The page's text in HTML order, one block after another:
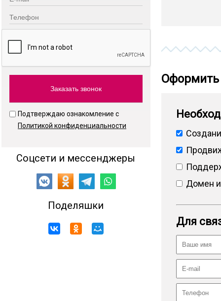
Подтверждаю ознакомление с
Политикой конфиденциальности
Соцсети и мессенджеры
Поделяшки
Оформить
Домен и
Для